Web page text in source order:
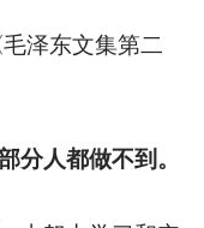
毛泽东文集第二
分人都做不到。